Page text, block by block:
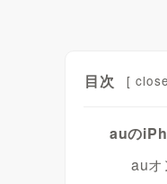
目次 [ close
auの
auオ